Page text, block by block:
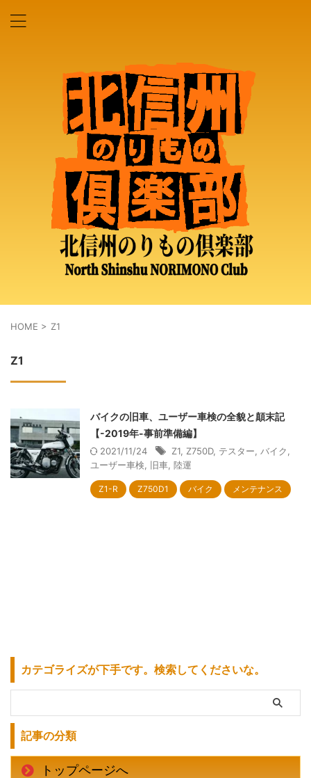
HOME > Z1
Z1
バイクの旧車、ユーザー車検の全貌と顛末記
【-2019年-事前準備編】
2021/11/24 Z1 Z750D, テスター バイク
ユーザー車検
旧車 陸運
Z1-R Z750D1 バイク メンテナンス
カテゴライズが下手です。検索してくださいな。
記事の分類
トップページへ